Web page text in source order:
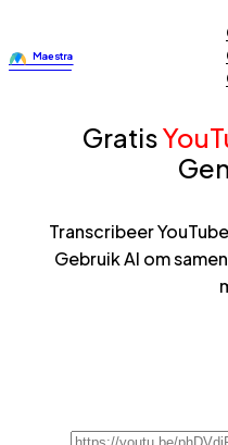
Gratis
Transcribeer
Gebruik AI om